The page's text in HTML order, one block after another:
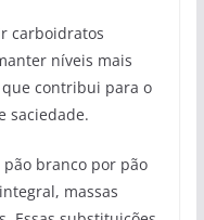
carboidratos
níveis mais
que contribui para o
saciedade.
pão branco por pão
massas